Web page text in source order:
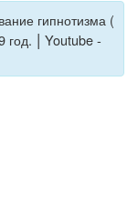
гипнотизма (
год. | Youtube -